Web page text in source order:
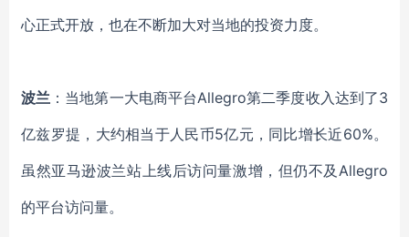
心正式开放，也在不断加大对当地的投资力度。
波兰 ：当地第一大电商平台Allegro第二季度收入达到了3
亿兹罗提，大约相当于人民币5亿元，同比增长近60%。
虽然亚马逊波兰站上线后访问量激增，但仍不及 Allegro
的平台访问量。